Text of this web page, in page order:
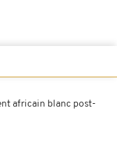
africain blanc post-